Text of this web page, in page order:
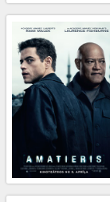
B2B
Kino
Klubs